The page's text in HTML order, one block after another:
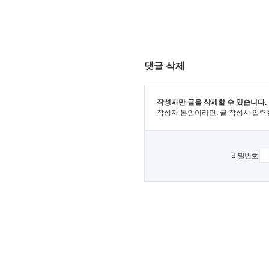
댓글 삭제
작성자만 글을 삭제할 수 있습니다.
작성자 본인이라면, 글 작성시 입
비밀번호